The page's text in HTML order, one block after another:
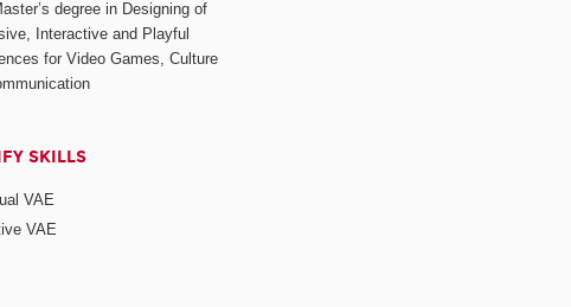
degree in Designing of
Interactive and Playful
for Video Games, Culture
SKILLS
VAE
VAE